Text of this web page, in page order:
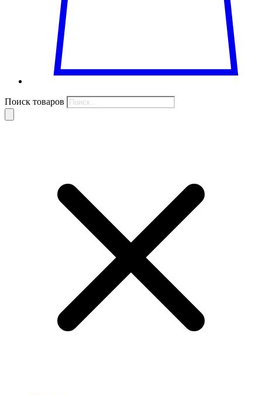
Поиск товаров